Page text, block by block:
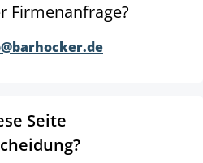
Firmenanfrage?
Seite